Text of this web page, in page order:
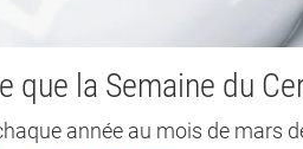
que la Semaine du
année au mois de mars